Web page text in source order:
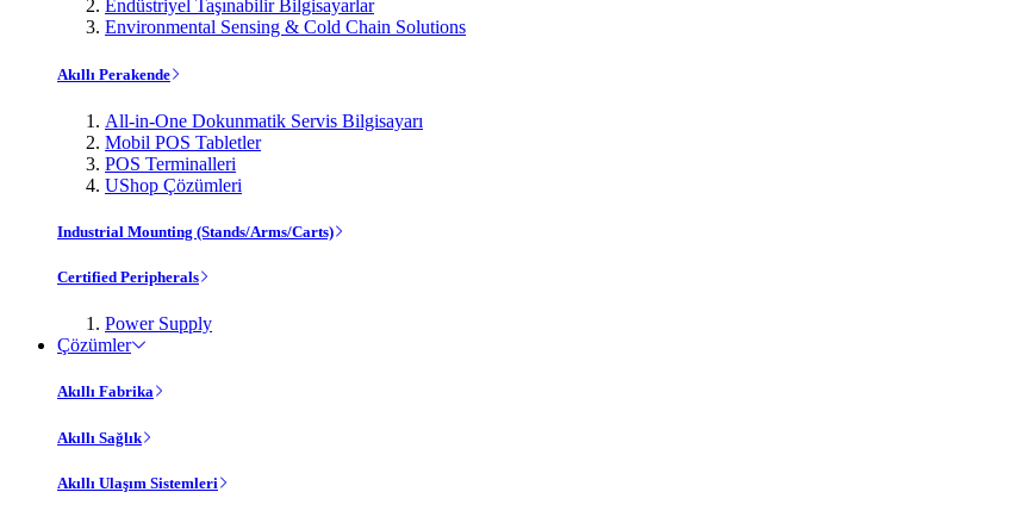
Endüstriyel Taşınabilir Bilgisayarlar
Environmental Sensing & Cold Chain Solutions
Akıllı Perakende
All-in-One Dokunmatik Servis Bilgisayarı
Mobil POS Tabletler
POS Terminalleri
UShop Çözümleri
Industrial Mounting (Stands/Arms/Carts)
Certified Peripherals
Power Supply
Çözümler
Akıllı Fabrika
Akıllı Sağlık
Akıllı Ulaşım Sistemleri